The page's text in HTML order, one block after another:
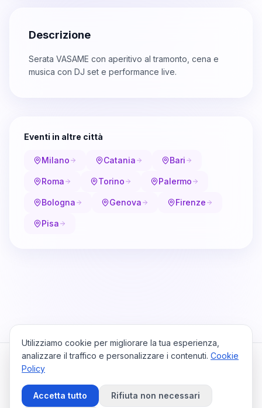
Descrizione
Serata VASAME con aperitivo al tramonto, cena e
musica con DJ set e performance live.
Eventi in altre città
Milano Catania Bari
Roma Torino Palermo
Bologna Genova Firenze
Pisa
HomeViaggiPrivacy PolicyCookie PolicyContattaci
Preferenze Cookie
Utilizziamo cookie per migliorare la tua esperienza,
analizzare il traffico e personalizzare i contenuti. Cookie
Policy
Accetta tutto Rifiuta non necessari